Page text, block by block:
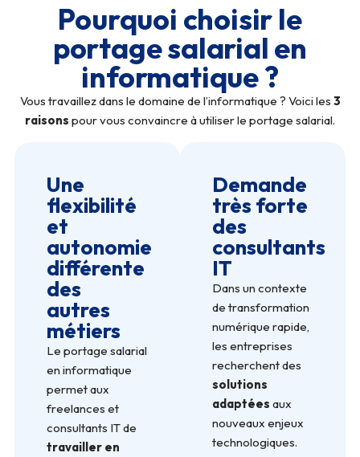
Pourquoi choisir le
portage salarial en
informatique ?
Vous travaillez dans le domaine de l’informatique ? Voici les 3
raisons pour vous convaincre à utiliser le portage salarial.
Une
flexibilité
et
autonomie
différente
des
autres
métiers
Le portage salarial
en informatique
permet aux
freelances et
consultants IT de
travailler en
Demande
très forte
des
consultants
IT
Dans un contexte
de transformation
numérique rapide,
les entreprises
recherchent des
solutions
adaptées aux
nouveaux enjeux
technologiques.